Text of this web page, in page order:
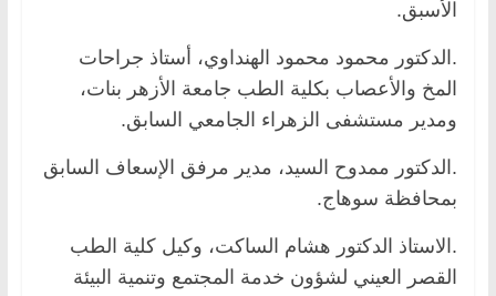
الأسبق.
.الدكتور محمود محمود الهنداوي، أستاذ جراحات
المخ والأعصاب بكلية الطب جامعة الأزهر بنات،
ومدير مستشفى الزهراء الجامعي السابق.
.الدكتور ممدوح السيد، مدير مرفق الإسعاف السابق
بمحافظة سوهاج.
.الاستاذ الدكتور هشام الساكت، وكيل كلية الطب
القصر العيني لشؤون خدمة المجتمع وتنمية البيئة